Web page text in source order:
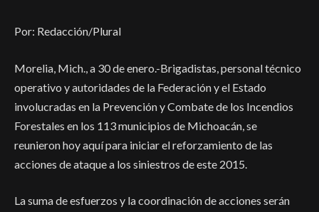
Por: Redacción/Plural
Morelia, Mich., a 30 de enero.-Brigadistas, personal técnico
operativo y autoridades de la Federación y el Estado
involucradas en la Prevención y Combate de los Incendios
Forestales en los 113 municipios de Michoacán, se
reunieron hoy aquí para iniciar el reforzamiento de las
acciones de ataque a los siniestros de este 2015.
La suma de esfuerzos y la coordinación de acciones serán